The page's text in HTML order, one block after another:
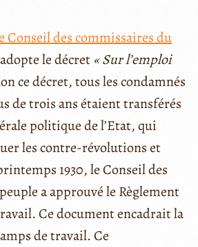
Conseil des commissaires du
adopte le décret« Sur l’emploi
ce décret, tous les condamnés
de trois ans étaient transférés
politique de l’Etat, qui
les contre-révolutions et
1930, le Conseil des
a approuvé le Règlement
Ce document encadrait la
de travail. Ce